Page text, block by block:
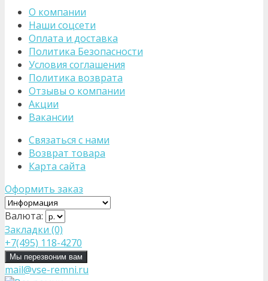
О компании
Наши соцсети
Оплата и доставка
Политика Безопасности
Условия соглашения
Политика возврата
Отзывы о компании
Акции
Вакансии
Связаться с нами
Возврат товара
Карта сайта
Оформить заказ
Валюта:
Закладки (0)
+7(495) 118-4270
Мы перезвоним вам
mail@vse-remni.ru